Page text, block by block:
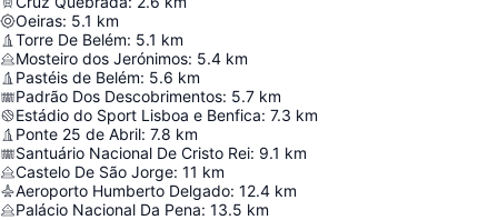
Oeiras: 5.1 km
Torre De Belém: 5.1 km
Mosteiro dos Jerónimos: 5.4 km
Pastéis de Belém: 5.6 km
Padrão Dos Descobrimentos: 5.7 km
Estádio do Sport Lisboa e Benfica: 7.3 km
Ponte 25 de Abril: 7.8 km
Santuário Nacional De Cristo Rei: 9.1 km
Castelo De São Jorge: 11 km
Aeroporto Humberto Delgado: 12.4 km
Palácio Nacional Da Pena: 13.5 km